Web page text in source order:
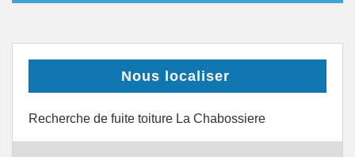
Nous localiser
Recherche de fuite toiture La Chabossiere